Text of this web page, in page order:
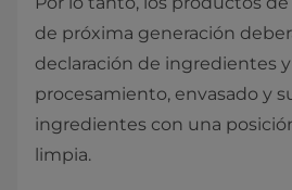
de próxima generación
declaración de ingredientes y
procesamiento, envasado y
ingredientes con una
limpia.